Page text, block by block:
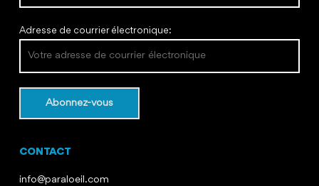
Adresse de courrier électronique:
CONTACT
info@paraloeil.com